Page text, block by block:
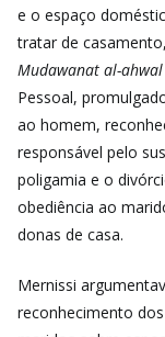
e o espaço
tratar de
Mudawanat al-ahwal
Pessoal,
ao homem,
responsável pelo
poligamia e o
obediência ao
donas de casa.
Mernissi
reconhecimento